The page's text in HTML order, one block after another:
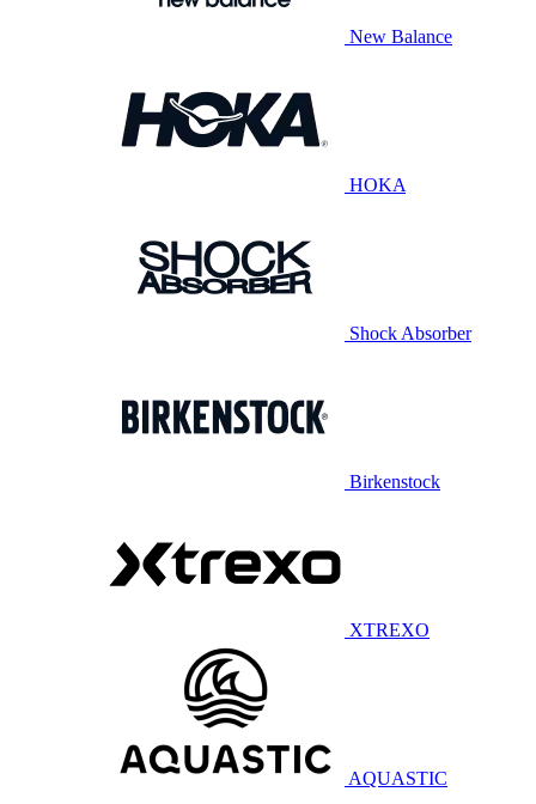
New Balance
HOKA
Shock Absorber
Birkenstock
XTREXO
AQUASTIC